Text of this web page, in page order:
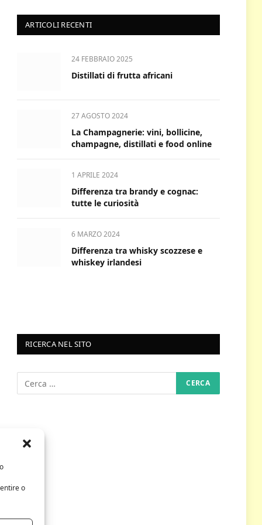
o
ARTICOLI RECENTI
24 FEBBRAIO 2025
Distillati di frutta africani
27 AGOSTO 2024
La Champagnerie: vini, bollicine,
champagne, distillati e food online
1 APRILE 2024
Differenza tra brandy e cognac:
tutte le curiosità
6 MARZO 2024
Differenza tra whisky scozzese e
whiskey irlandesi
RICERCA NEL SITO